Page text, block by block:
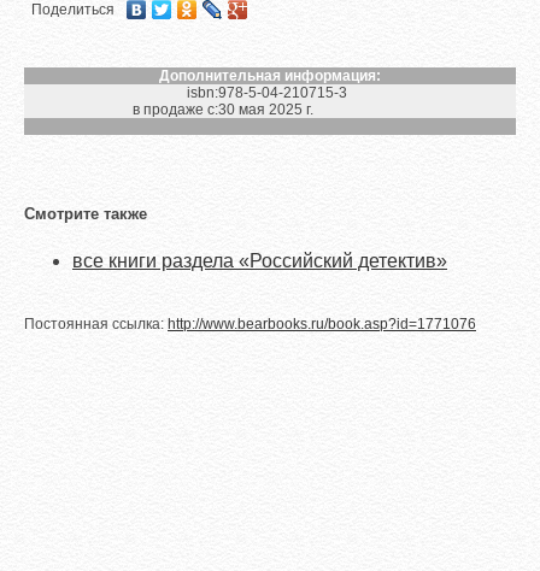
Поделиться
Дополнительная информация:
isbn:978-5-04-210715-3
в продаже с:30 мая 2025 г.
Смотрите также
все книги раздела «Российский детектив»
Постоянная ссылка: http://www.bearbooks.ru/book.asp?id=1771076